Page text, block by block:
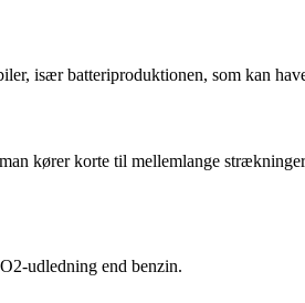
især batteriproduktionen, som kan
kører korte til mellemlange
udledning end benzin.